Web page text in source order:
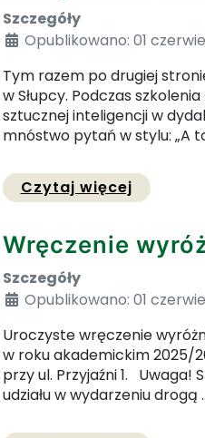
Szczegóły
Opublikowano: 01
Tym razem po drugiej
w Słupcy. Podczas
sztucznej inteligencji w
mnóstwo pytań w stylu: „A
Czytaj więcejPrzejdź
Wręczenie
Szczegóły
Opublikowano: 01
Uroczyste wręczenie
w roku akademickim 2025/
przy ul. Przyjaźni 1.
udziału w wydarzeniu drogą